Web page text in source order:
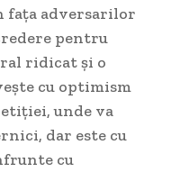
fața adversarilor
pentru
ridicat și o
cu optimism
unde va
dar este cu
cu